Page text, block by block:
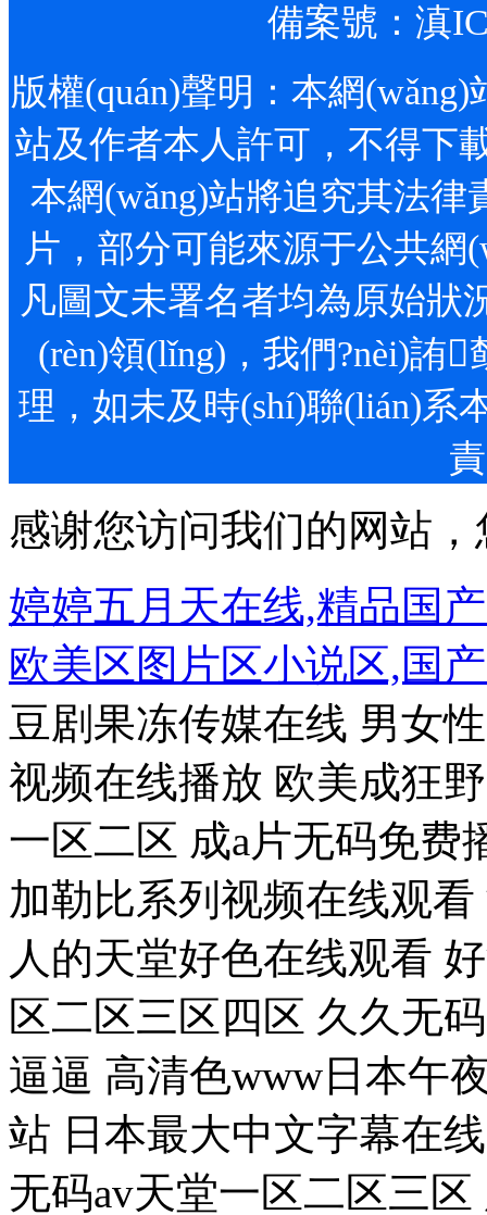
備案號： 滇
版權(quán)聲明：本網
站及作者本人許可，不得下
本網(wǎng)站將追究其法律
片，部分可能來源于公共
凡圖文未署名者均為原始狀
(rèn)領(lǐng)，我們
理，如未及時(shí)聯(lián)系
感谢您访问我们的网站
婷婷五月天在线,精品国
欧美区图片区小说区,国